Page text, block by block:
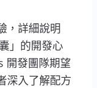
，詳細說明
」的開發心
開發團隊期望
深入了解配方